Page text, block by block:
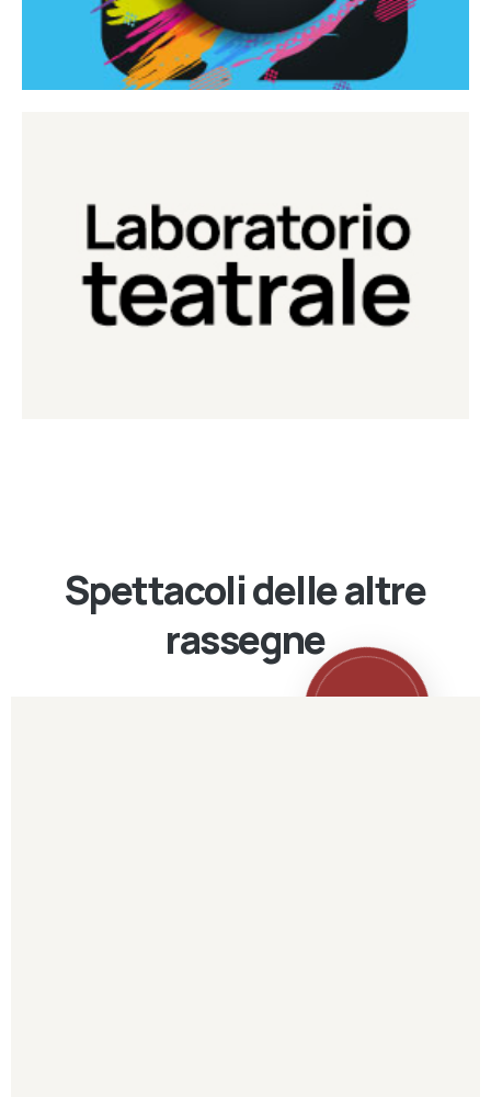
Laboratorio Teatrale
Laboratorio di teatro del Teatro Eduardo de Filippo
Continua
Spettacoli delle altre
rassegne